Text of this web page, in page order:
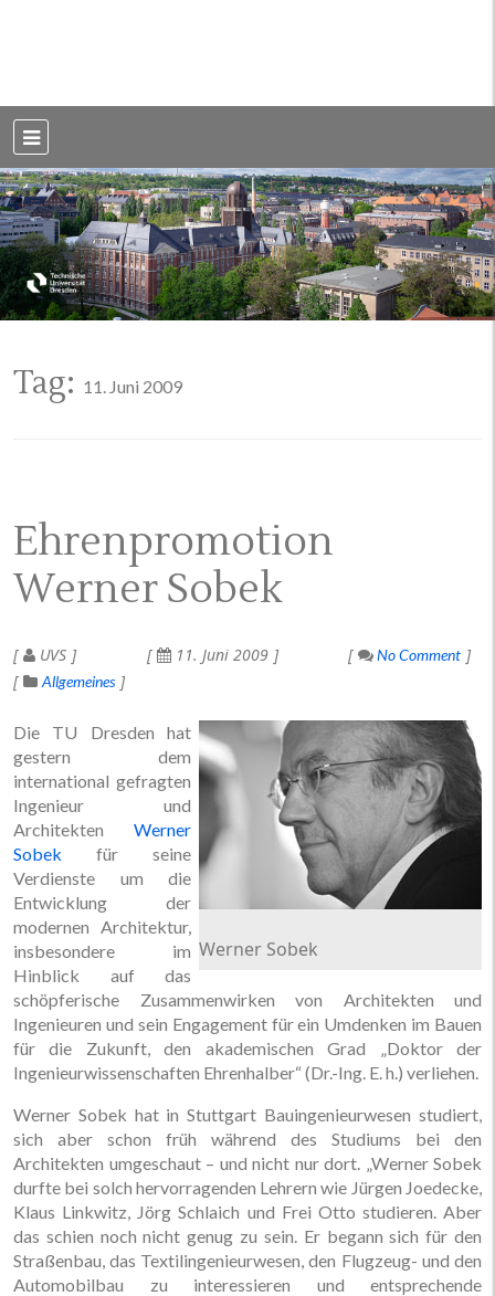
Dresden
Tag: 11. Juni 2009
Ehrenpromotion
Werner Sobek
UVS 11. Juni 2009
No Comment
Allgemeines
Werner Sobek
Die TU Dresden hat
gestern dem
international gefragten
Ingenieur und
Architekten Werner
Sobek für seine
Verdienste um die
Entwicklung der
modernen Architektur,
insbesondere im
Hinblick auf das
schöpferische Zusammenwirken von Architekten und
Ingenieuren und sein Engagement für ein Umdenken im Bauen
für die Zukunft, den akademischen Grad „Doktor der
Ingenieurwissenschaften Ehrenhalber“ (Dr.-Ing. E. h.) verliehen.
Werner Sobek hat in Stuttgart Bauingenieurwesen studiert,
sich aber schon früh während des Studiums bei den
Architekten umgeschaut – und nicht nur dort. „Werner Sobek
durfte bei solch hervorragenden Lehrern wie Jürgen Joedecke,
Klaus Linkwitz, Jörg Schlaich und Frei Otto studieren. Aber
das schien noch nicht genug zu sein. Er begann sich für den
Straßenbau, das Textilingenieurwesen, den Flugzeug- und den
Automobilbau zu interessieren und entsprechende